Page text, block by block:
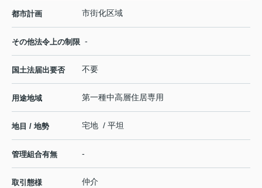
都市計画 市街化区域
その他法令上の制限 -
国土法届出要否 不要
用途地域 第一種中高層住居専用
地目 / 地勢 宅地 / 平坦
管理組合有無 -
取引態様 仲介